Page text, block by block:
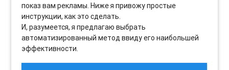
показ вам рекламы. Ниже я привожу простые
инструкции, как это сделать.
И, разумеется, я предлагаю выбрать
автоматизированный метод ввиду его наибольшей
эффективности.